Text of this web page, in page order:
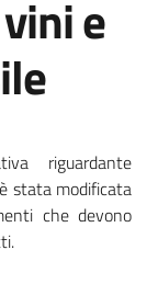
e
riguardante
stata modificata
che devono